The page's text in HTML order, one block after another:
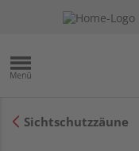
Sichtschutzzäune